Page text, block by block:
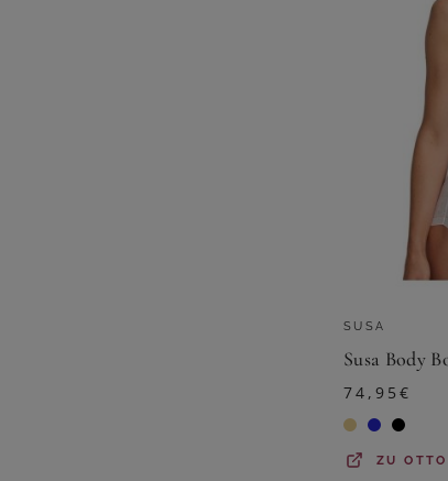
SUSA
74,95€
ZUOTTO